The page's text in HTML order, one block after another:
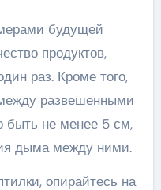
будущей
продуктов,
раз. Кроме того,
развешенными
быть не менее 5 см,
дыма между ними.
опирайтесь на